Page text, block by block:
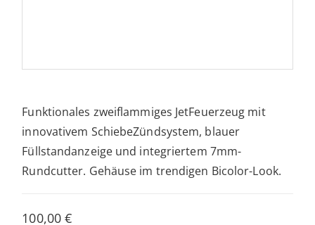
Funktionales zweiflammiges JetFeuerzeug mit
innovativem SchiebeZündsystem, blauer
Füllstandanzeige und integriertem 7mm-
Rundcutter. Gehäuse im trendigen Bicolor-Look.
100,00€